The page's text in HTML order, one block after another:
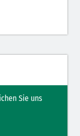
Sie uns